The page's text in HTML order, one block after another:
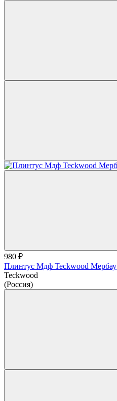
980 ₽
Плинтус Мдф Teckwood Мербау
Teckwood
(Россия)